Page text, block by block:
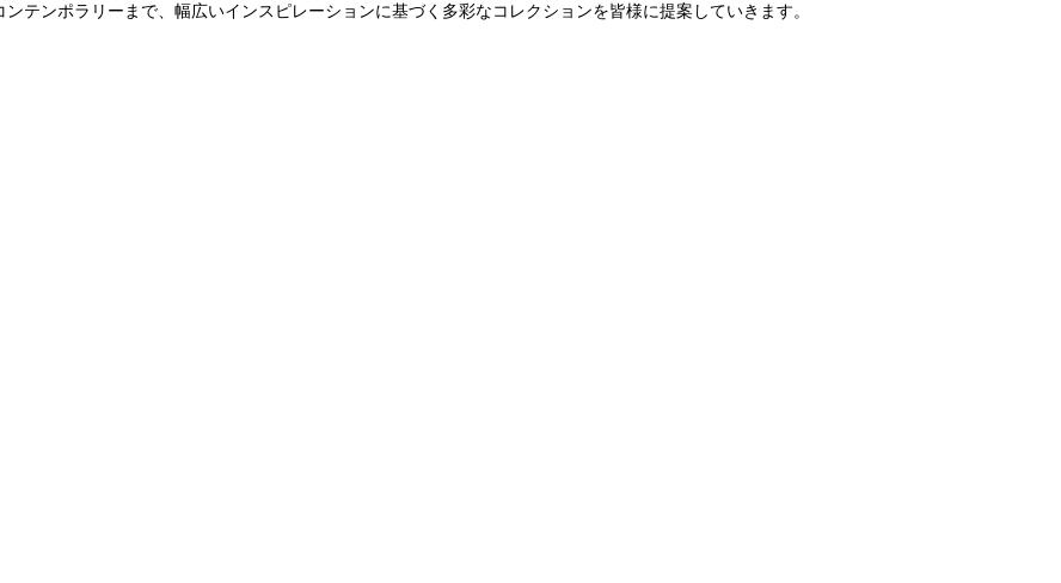
ンポラリーまで、幅広いインスピレーションに基づく多彩なコレクションを皆様に提案していきます。